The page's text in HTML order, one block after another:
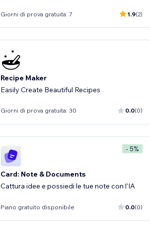
Giorni di prova gratuita: 7 1.9(2)
Recipe Maker
Easily Create Beautiful Recipes
Giorni di prova gratuita: 30 0.0(0)
- 5%
Card: Note & Documents
Cattura idee e possiedi le tue note con l'IA
Piano gratuito disponibile 0.0(0)